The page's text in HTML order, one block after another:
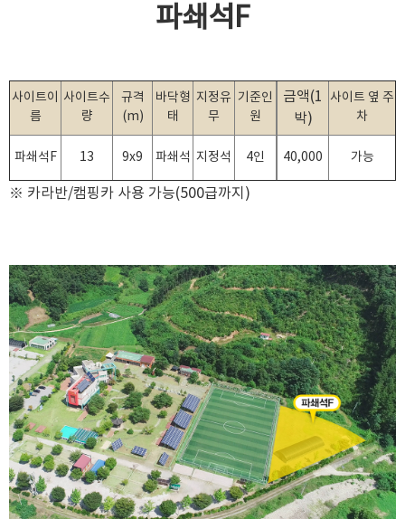
파쇄석F
사이트이
름
사이트수
량
규격
(m)
바닥형
태
지정유
무
기준인
원
금액(1
박)
사이트 옆 주
차
파쇄석F 13 9x9 파쇄석 지정석 4인 40,000 가능
※ 카라반/캠핑카 사용 가능(500급까지)